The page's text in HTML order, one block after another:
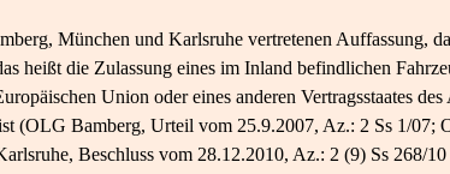
München und Karlsruhe vertretenen Auffassung,
heißt die Zulassung eines im Inland befindlichen
Union oder eines anderen Vertragsstaates
(OLG Bamberg, Urteil vom 25.9.2007, Az.: 2 Ss 1/07;
Beschluss vom 28.12.2010, Az.: 2 (9) Ss 268/